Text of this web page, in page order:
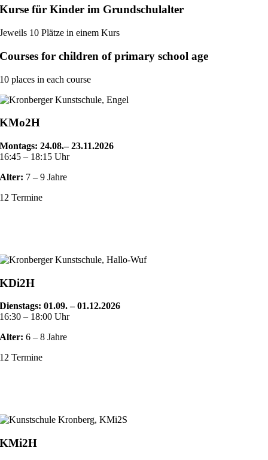
Kurse für Kinder im Grundschulalter
Jeweils 10 Plätze in einem Kurs
Courses for children of primary school age
10 places in each course
KMo2H
Montags: 24.08.– 23.11.2026
16:45 – 18:15 Uhr
Alter: 7 – 9 Jahre
12 Termine
KDi2H
Dienstags: 01.09. – 01.12.2026
16:30 – 18:00 Uhr
Alter: 6 – 8 Jahre
12 Termine
KMi2H